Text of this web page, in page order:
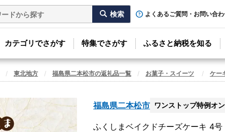
よくあるご質問・お問い合
カテゴリでさがす 特集でさがす ふるさと納税を知る
東北地方 福島県二本松市の返礼品一覧 お菓子・スイーツ ケー
福島県二本松市 ワンストップ特例オ
ふくしまベイクドチーズケーキ 4